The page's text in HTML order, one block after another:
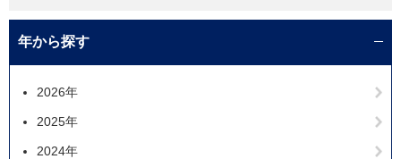
年から探す
2026年
2025年
2024年